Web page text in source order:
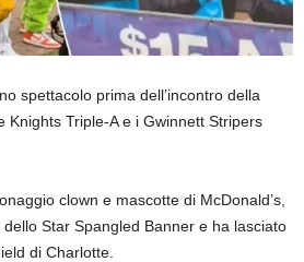
spettacolo prima dell’incontro della
Knights Triple-A e i Gwinnett Stripers
clown e mascotte di McDonald’s,
Star Spangled Banner e ha lasciato
di Charlotte.